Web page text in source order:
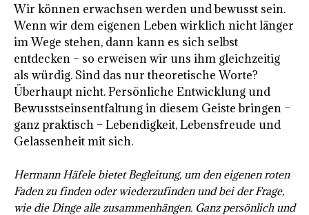
Wir können erwachsen werden und bewusst sein.
Wenn wir dem eigenen Leben wirklich nicht länger
im Wege stehen, dann kann es sich selbst
entdecken – so erweisen wir uns ihm gleichzeitig
als würdig. Sind das nur theoretische Worte?
Überhaupt nicht. Persönliche Entwicklung und
Bewusstseinsentfaltung in diesem Geiste bringen –
ganz praktisch – Lebendigkeit, Lebensfreude und
Gelassenheit mit sich.
Hermann Häfele bietet Begleitung, um den eigenen roten
Faden zu finden oder wiederzufinden und bei der Frage,
wie die Dinge alle zusammenhängen. Ganz persönlich und